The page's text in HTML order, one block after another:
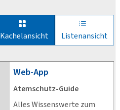
Kachelansicht Listenansicht
Web-App
Atemschutz-Guide
Alles Wissenswerte zum